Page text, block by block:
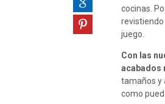
cocinas.
juego.
Con las
acabados
tamaños y
como